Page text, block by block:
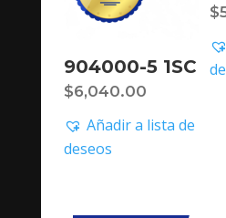
904000-5 1SC
$6,040.00
Añadir a lista de
deseos
$